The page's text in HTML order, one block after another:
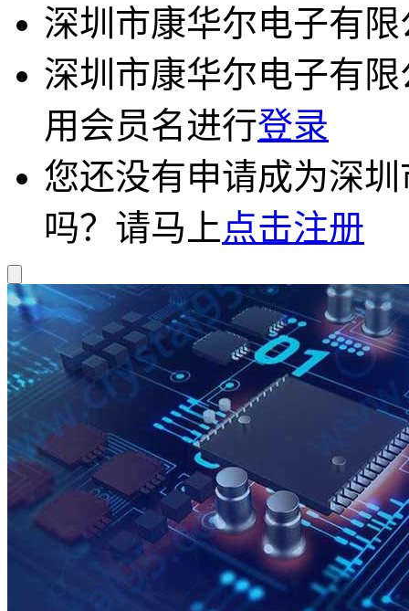
深圳市康华尔电子有
深圳市康华尔电子有
用会员名进行登录
您还没有申请成为深
吗？请马上点击注册